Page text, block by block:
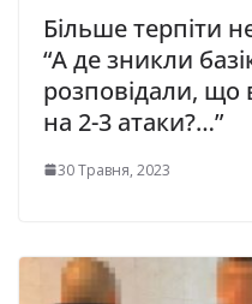
Більше терпіти
“А де зникли
розповідали, що
на 2-3 атаки?…”
30 Травня, 2023